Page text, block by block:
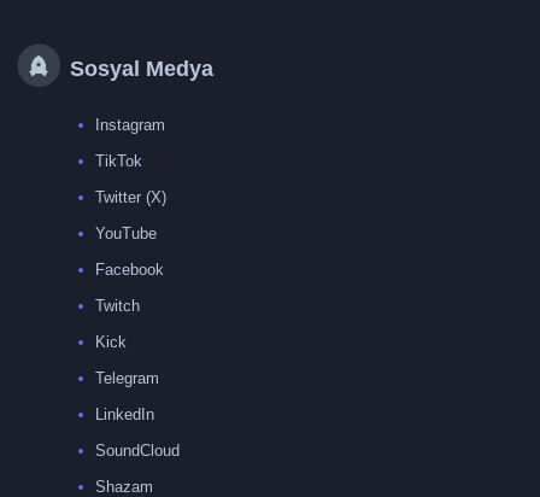
Sosyal Medya
Instagram
TikTok
Twitter (X)
YouTube
Facebook
Twitch
Kick
Telegram
LinkedIn
SoundCloud
Shazam